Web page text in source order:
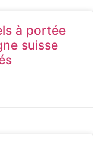
à portée
suisse